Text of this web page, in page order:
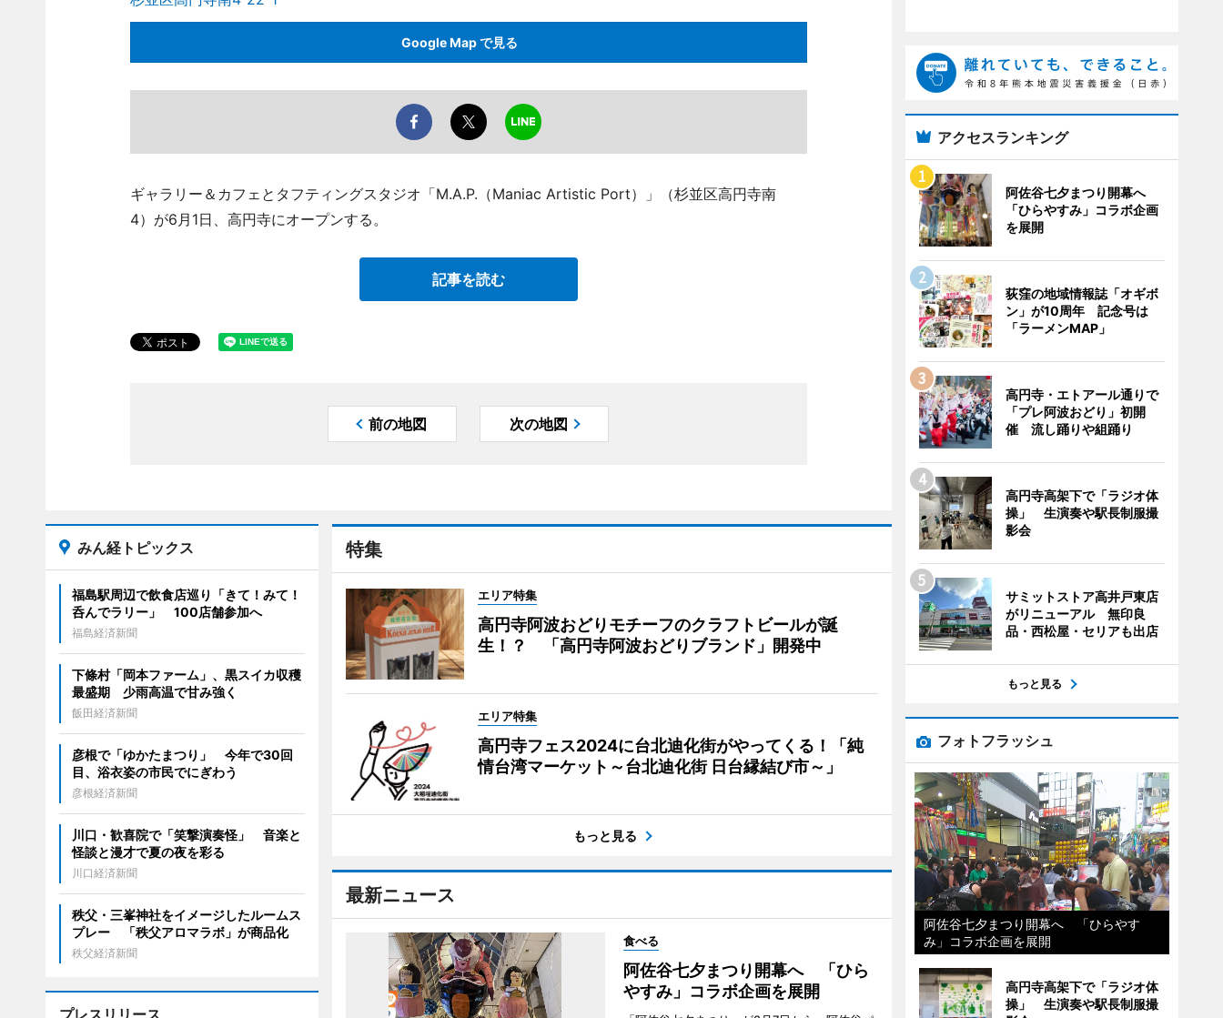
Google Map で見る
ギャラリー＆カフェとタフティングスタジオ「M.A.P.（Maniac Artistic Port）」（杉並区高円寺南
4）が6月1日、高円寺にオープンする。
記事を読む
前の地図 次の地図
特集
エリア特集
高円寺阿波おどりモチーフのクラフトビールが誕
生！？ 「高円寺阿波おどりブランド」開発中
エリア特集
高円寺フェス2024に台北迪化街がやってくる！「純
情台湾マーケット～台北迪化街 日台縁結び市～」
もっと見る
最新ニュース
食べる
阿佐谷七夕まつり開幕へ 「ひら
やすみ」コラボ企画を展開
みん経トピックス
福島駅周辺で飲食店巡り「きて！みて！
呑んでラリー」 100店舗参加へ
福島経済新聞
下條村「岡本ファーム」、黒スイカ収穫
最盛期 少雨高温で甘み強く
飯田経済新聞
彦根で「ゆかたまつり」 今年で30回
目、浴衣姿の市民でにぎわう
彦根経済新聞
川口・歓喜院で「笑撃演奏怪」 音楽と
怪談と漫才で夏の夜を彩る
川口経済新聞
秩父・三峯神社をイメージしたルームス
プレー 「秩父アロマラボ」が商品化
秩父経済新聞
アクセスランキング
阿佐谷七夕まつり開幕へ
「ひらやすみ」コラボ企画
を展開
荻窪の地域情報誌「オギボ
ン」が10周年 記念号は
「ラーメンMAP」
高円寺・エトアール通りで
「プレ阿波おどり」初開
催 流し踊りや組踊り
高円寺高架下で「ラジオ体
操」 生演奏や駅長制服撮
影会
サミットストア高井戸東店
がリニューアル 無印良
品・西松屋・セリアも出店
もっと見る
フォトフラッシュ
阿佐谷七夕まつり開幕へ 「ひらやす
み」コラボ企画を展開
高円寺高架下で「ラジオ体
操」 生演奏や駅長制服撮